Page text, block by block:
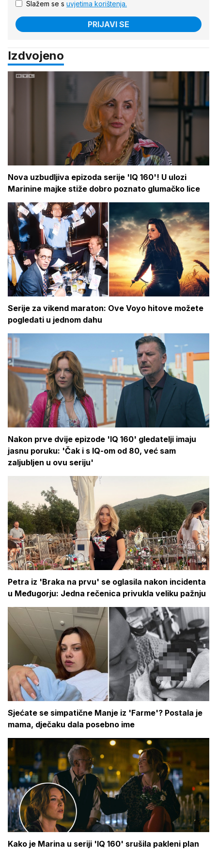
Slažem se s uvjetima korištenja.
PRIJAVI SE
Izdvojeno
Nova uzbudljiva epizoda serije 'IQ 160'! U ulozi
Marinine majke stiže dobro poznato glumačko lice
Serije za vikend maraton: Ove Voyo hitove možete
pogledati u jednom dahu
Nakon prve dvije epizode 'IQ 160' gledatelji imaju
jasnu poruku: 'Čak i s IQ-om od 80, već sam
zaljubljen u ovu seriju'
Petra iz 'Braka na prvu' se oglasila nakon incidenta
u Međugorju: Jedna rečenica privukla veliku pažnju
Sjećate se simpatične Manje iz 'Farme'? Postala je
mama, dječaku dala posebno ime
Kako je Marina u seriji 'IQ 160' srušila pakleni plan